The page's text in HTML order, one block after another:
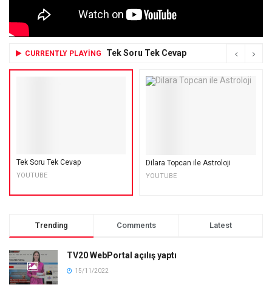
CURRENTLY PLAYING Tek Soru Tek Cevap
Tek Soru Tek Cevap
YOUTUBE
Dilara Topcan ile Astroloji
YOUTUBE
Trending Comments Latest
TV20 WebPortal açılış yaptı
15/11/2022